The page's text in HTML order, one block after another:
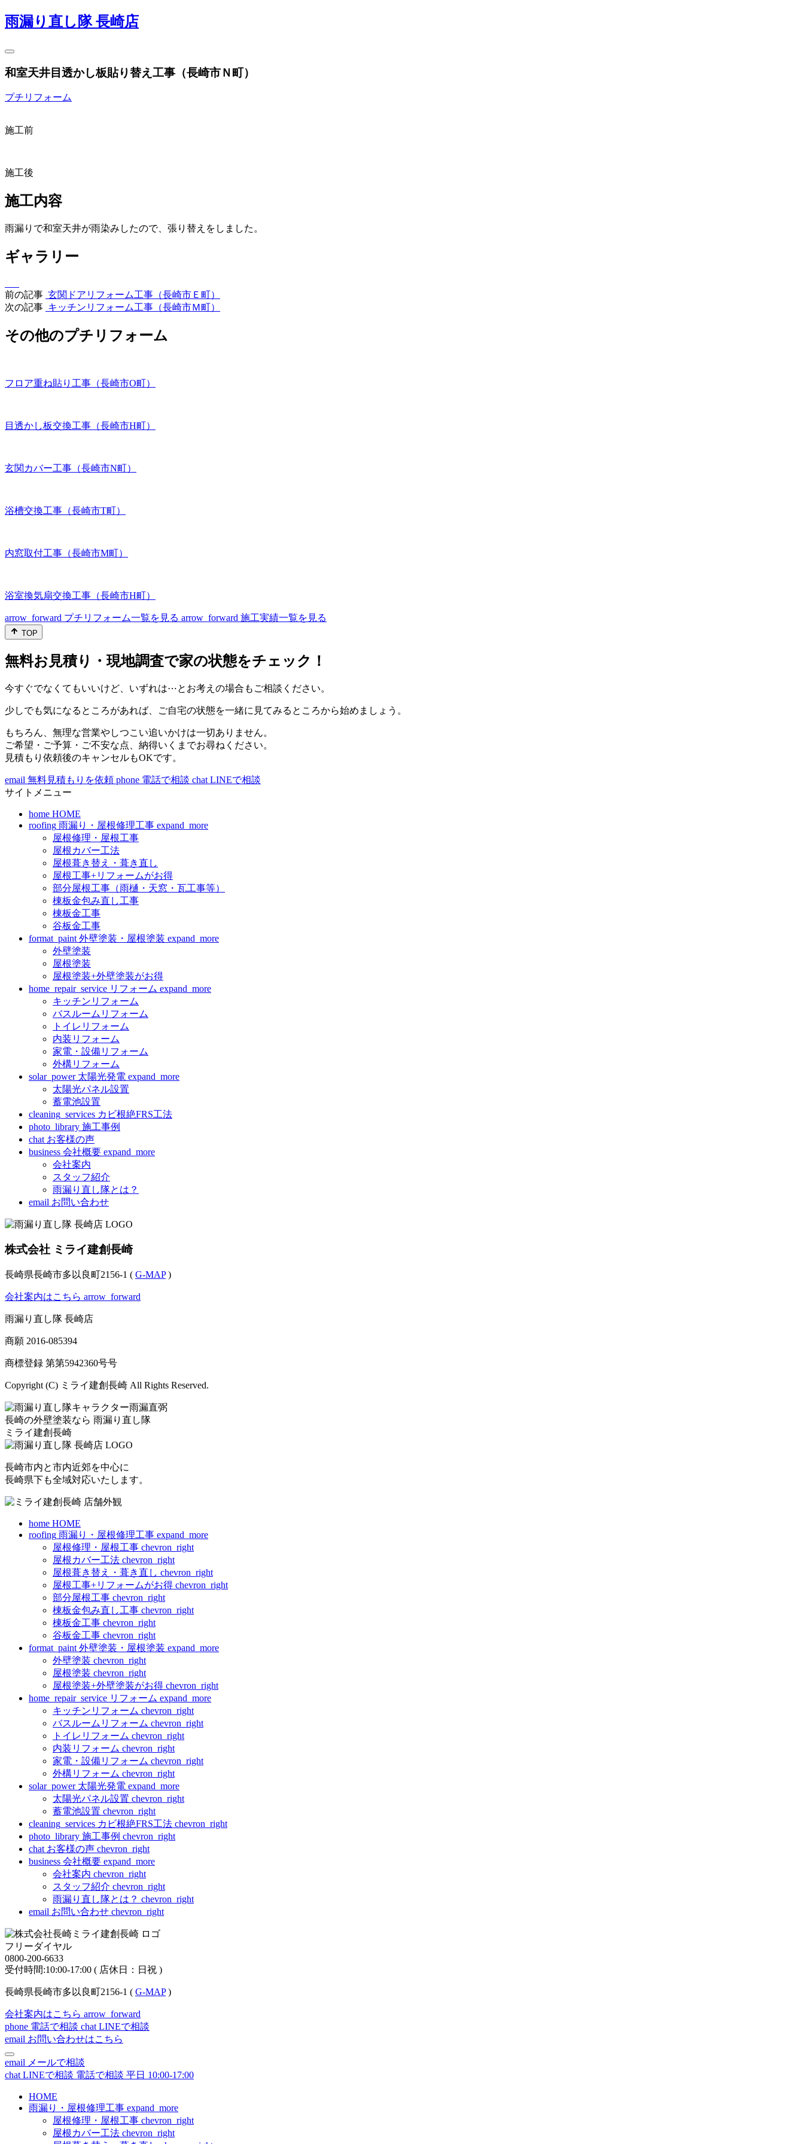
雨漏り直し隊 長崎店
和室天井目透かし板貼り替え工事（長崎市Ｎ町）
プチリフォーム
施工前
施工後
施工内容
雨漏りで和室天井が雨染みしたので、張り替えをしました。
ギャラリー
前の記事 玄関ドアリフォーム工事（長崎市Ｅ町）
次の記事 キッチンリフォーム工事（長崎市Ｍ町）
その他のプチリフォーム
フロア重ね貼り工事（長崎市O町）
目透かし板交換工事（長崎市H町）
玄関カバー工事（長崎市N町）
浴槽交換工事（長崎市T町）
内窓取付工事（長崎市M町）
浴室換気扇交換工事（長崎市H町）
arrow_forward プチリフォーム一覧を見る arrow_forward 施工実績一覧を見る
TOP
無料お見積り・現地調査で家の状態をチェック！
今すぐでなくてもいいけど、いずれは⋯とお考えの場合もご相談ください。
少しでも気になるところがあれば、ご自宅の状態を一緒に見てみるところから始めましょう。
もちろん、無理な営業やしつこい追いかけは一切ありません。
ご希望・ご予算・ご不安な点、納得いくまでお尋ねください。
見積もり依頼後のキャンセルもOKです。
email 無料見積もりを依頼 phone 電話で相談 chat LINEで相談
サイトメニュー
home HOME
roofing 雨漏り・屋根修理工事 expand_more
屋根修理・屋根工事
屋根カバー工法
屋根葺き替え・葺き直し
屋根工事+リフォームがお得
部分屋根工事（雨樋・天窓・瓦工事等）
棟板金包み直し工事
棟板金工事
谷板金工事
format_paint 外壁塗装・屋根塗装 expand_more
外壁塗装
屋根塗装
屋根塗装+外壁塗装がお得
home_repair_service リフォーム expand_more
キッチンリフォーム
バスルームリフォーム
トイレリフォーム
内装リフォーム
家電・設備リフォーム
外構リフォーム
solar_power 太陽光発電 expand_more
太陽光パネル設置
蓄電池設置
cleaning_services カビ根絶FRS工法
photo_library 施工事例
chat お客様の声
business 会社概要 expand_more
会社案内
スタッフ紹介
雨漏り直し隊とは？
email お問い合わせ
株式会社 ミライ建創長崎
長崎県長崎市多以良町2156-1 ( G-MAP)
会社案内はこちら arrow_forward
雨漏り直し隊 長崎店
商願 2016-085394
商標登録 第第5942360号号
Copyright (C) ミライ建創長崎 All Rights Reserved.
長崎の外壁塗装なら 雨漏り直し隊
ミライ建創長崎
長崎市内と市内近郊を中心に
長崎県下も全域対応いたします。
home HOME
roofing 雨漏り・屋根修理工事 expand_more
屋根修理・屋根工事 chevron_right
屋根カバー工法 chevron_right
屋根葺き替え・葺き直し chevron_right
屋根工事+リフォームがお得 chevron_right
部分屋根工事 chevron_right
棟板金包み直し工事 chevron_right
棟板金工事 chevron_right
谷板金工事 chevron_right
format_paint 外壁塗装・屋根塗装 expand_more
外壁塗装 chevron_right
屋根塗装 chevron_right
屋根塗装+外壁塗装がお得 chevron_right
home_repair_service リフォーム expand_more
キッチンリフォーム chevron_right
バスルームリフォーム chevron_right
トイレリフォーム chevron_right
内装リフォーム chevron_right
家電・設備リフォーム chevron_right
外構リフォーム chevron_right
solar_power 太陽光発電 expand_more
太陽光パネル設置 chevron_right
蓄電池設置 chevron_right
cleaning_services カビ根絶FRS工法 chevron_right
photo_library 施工事例 chevron_right
chat お客様の声 chevron_right
business 会社概要 expand_more
会社案内 chevron_right
スタッフ紹介 chevron_right
雨漏り直し隊とは？ chevron_right
email お問い合わせ chevron_right
フリーダイヤル
0800-200-6633
受付時間:10:00-17:00 ( 店休日：日祝 )
長崎県長崎市多以良町2156-1 ( G-MAP)
会社案内はこちら arrow_forward
phone 電話で相談 chat LINEで相談
email お問い合わせはこちら
email メールで相談
chat LINEで相談 電話で相談 平日 10:00-17:00
HOME
雨漏り・屋根修理工事 expand_more
屋根修理・屋根工事 chevron_right
屋根カバー工法 chevron_right